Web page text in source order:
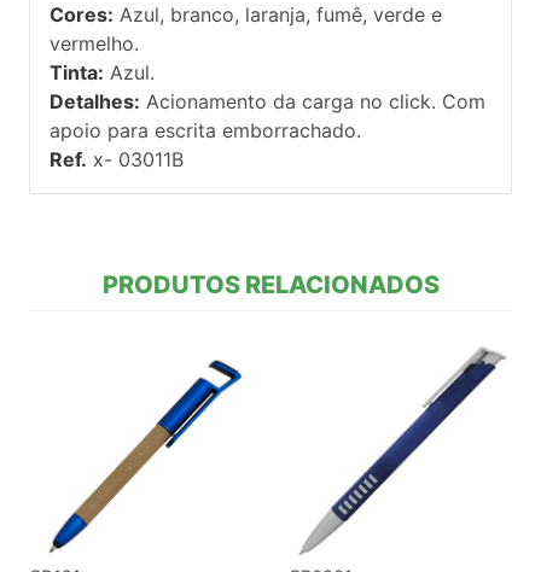
Cores: Azul, branco, laranja, fumê, verde e
vermelho.
Tinta: Azul.
Detalhes: Acionamento da carga no click. Com
apoio para escrita emborrachado.
Ref. x- 03011B
PRODUTOS RELACIONADOS